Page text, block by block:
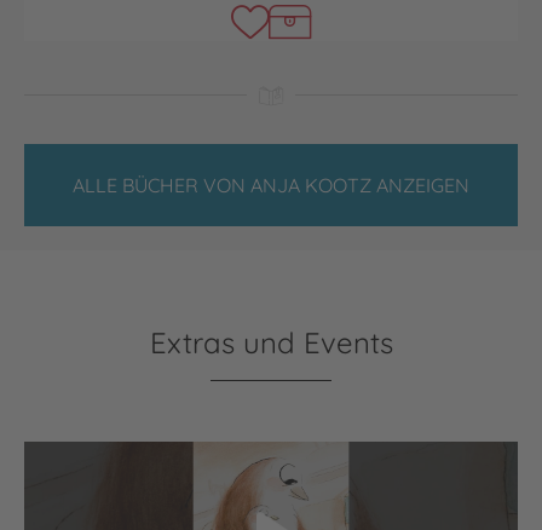
ALLE BÜCHER VON ANJA KOOTZ ANZEIGEN
Extras und Events